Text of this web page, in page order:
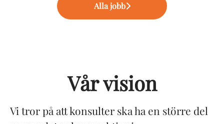
Alla jobb
Vår vision
Vi tror på att konsulter ska ha en större del